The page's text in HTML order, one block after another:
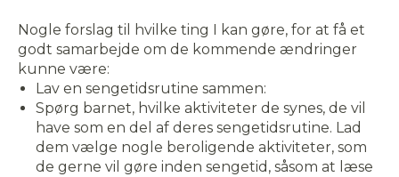
Nogle forslag til hvilke ting I kan gøre, for at få et
godt samarbejde om de kommende ændringer
kunne være:
Lav en sengetidsrutine sammen:
Spørg barnet, hvilke aktiviteter de synes, de vil
have som en del af deres sengetidsrutine. Lad
dem vælge nogle beroligende aktiviteter, som
de gerne vil gøre inden sengetid, såsom at læse